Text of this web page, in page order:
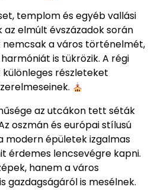
templom és egyéb vallási
elmúlt évszázadok során
nemcsak a város történelmét,
is tükrözik. A régi
részleteket
az utcákon tett séták
oszmán és európai stílusú
modern épületek izgalmas
érdemes lencsevégre kapni.
hanem a város
gazdagságáról is mesélnek.